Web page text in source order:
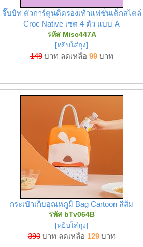
จิ๊บบิท ตัวการ์ตูนติดรองเท้าแฟชั่นเด็กสไตล์
Croc Native เซต 4 ตัว แบบ A
รหัส Misc447A
[หยิบใส่ถุง]
149บาท ลดเหลือ 99บาท
กระเป๋าเก็บอุณหภูมิ Bag Cartoon สีส้ม
รหัส bTv064B
[หยิบใส่ถุง]
390บาท ลดเหลือ 129บาท